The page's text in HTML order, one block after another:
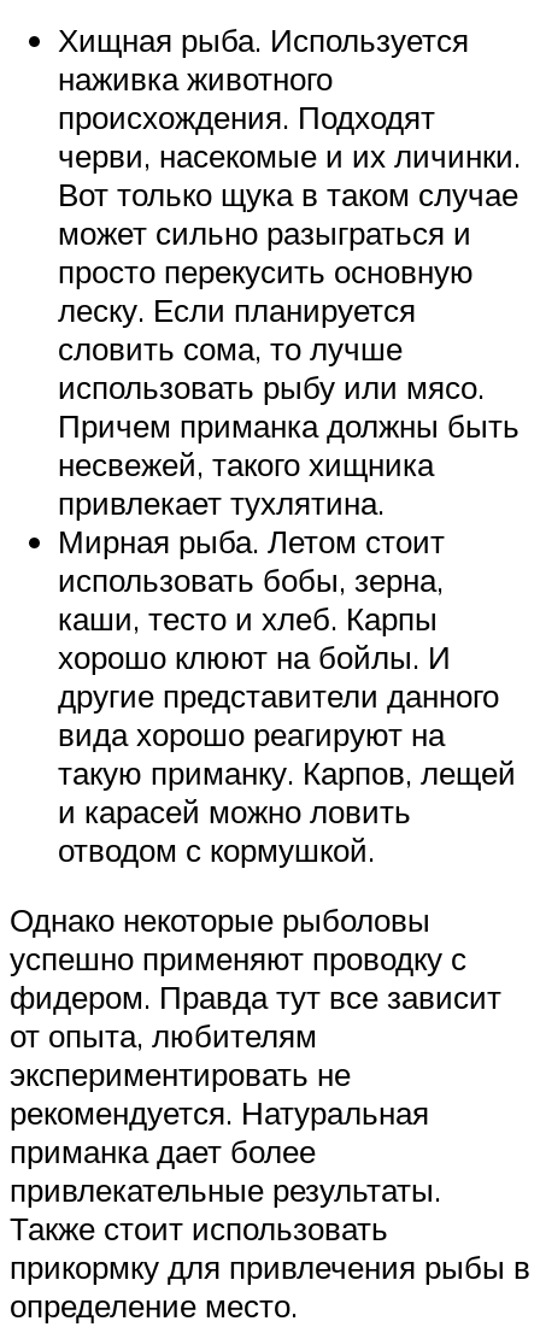
Хищная рыба. Используется
наживка животного
происхождения. Подходят
черви, насекомые и их личинки.
Вот только щука в таком случае
может сильно разыграться и
просто перекусить основную
леску. Если планируется
словить сома, то лучше
использовать рыбу или мясо.
Причем приманка должны быть
несвежей, такого хищника
привлекает тухлятина.
Мирная рыба. Летом стоит
использовать бобы, зерна,
каши, тесто и хлеб. Карпы
хорошо клюют на бойлы. И
другие представители данного
вида хорошо реагируют на
такую приманку. Карпов, лещей
и карасей можно ловить
отводом с кормушкой.
Однако некоторые рыболовы
успешно применяют проводку с
фидером. Правда тут все зависит
от опыта, любителям
экспериментировать не
рекомендуется. Натуральная
приманка дает более
привлекательные результаты.
Также стоит использовать
прикормку для привлечения рыбы в
определение место.